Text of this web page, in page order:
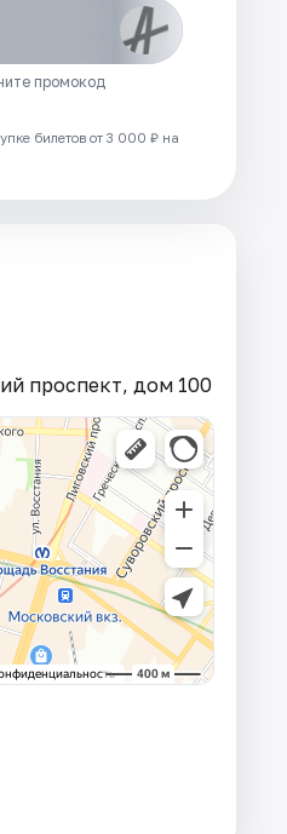
промокод
билетов от 3 000 ₽ на
проспект, дом 100